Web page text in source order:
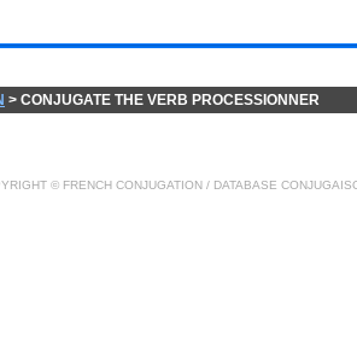
> CONJUGATE THE VERB PROCESSIONNER
© FRENCH CONJUGATION / DATABASE